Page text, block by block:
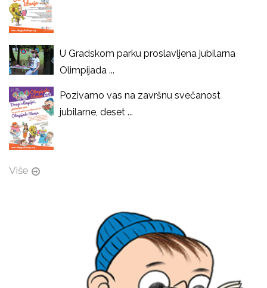
U Gradskom parku proslavljena jubilarna
Olimpijada ...
Pozivamo vas na završnu svečanost
jubilarne, deset ...
Više